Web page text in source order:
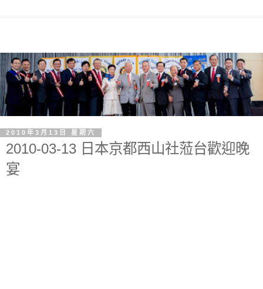
2010年3月13日 星期六
2010-03-13 日本京都西山社蒞台歡迎晚
宴